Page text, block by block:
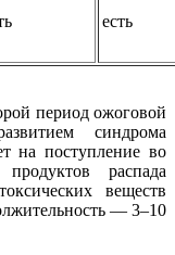
есть
период ожоговой
синдрома
на поступление во
распада
веществ
― 3–10